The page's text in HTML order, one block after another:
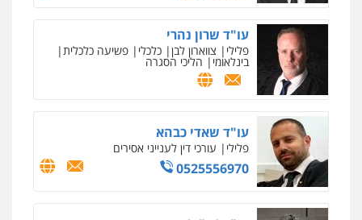
עו"ד שרון נהרי
פלילי צווארון לבן כלכלי פשיעה כלכלית
בינלאומי הליכי הסגרה
עו"ד שאדי כבהא
פלילי עורכי דין לענייני אסירים
0525556970